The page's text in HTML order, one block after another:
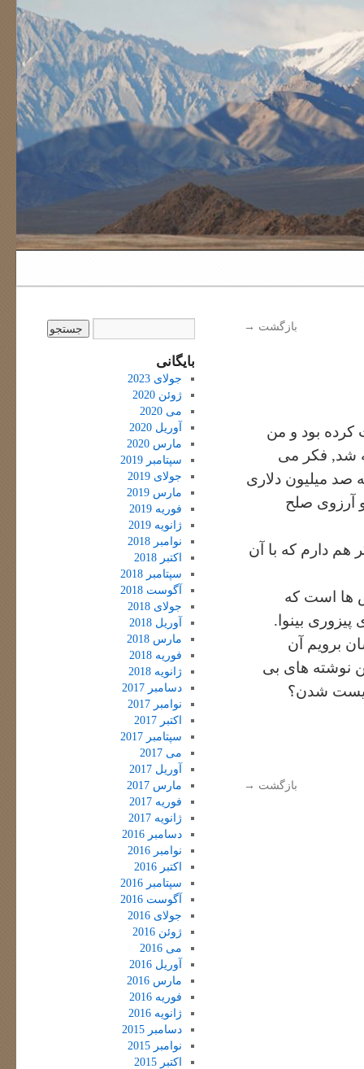
بازگشت →
بود و من
شد, فکر می
صد میلیون دلاری
آرزوی صلح
هم دارم که با آن
ها است که
بینوا.
برویم آن
نوشته های بی
شدن؟
بازگشت →
بایگانی
جولای 2023
ژوئن 2020
می 2020
آوریل 2020
مارس 2020
سپتامبر 2019
جولای 2019
مارس 2019
فوریه 2019
ژانویه 2019
نوامبر 2018
اکتبر 2018
سپتامبر 2018
آگوست 2018
جولای 2018
آوریل 2018
مارس 2018
فوریه 2018
ژانویه 2018
دسامبر 2017
نوامبر 2017
اکتبر 2017
سپتامبر 2017
می 2017
آوریل 2017
مارس 2017
فوریه 2017
ژانویه 2017
دسامبر 2016
نوامبر 2016
اکتبر 2016
سپتامبر 2016
آگوست 2016
جولای 2016
ژوئن 2016
می 2016
آوریل 2016
مارس 2016
فوریه 2016
ژانویه 2016
دسامبر 2015
نوامبر 2015
اکتبر 2015